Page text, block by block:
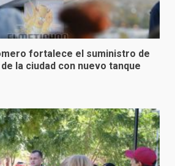
fortalece el suministro de
la ciudad con nuevo tanque